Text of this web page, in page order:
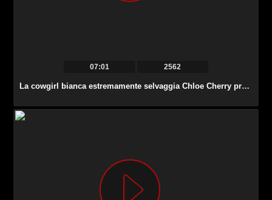
07:01 2562
La cowgirl bianca estremamente selvaggia Chloe Cherry prende una lunga BBC nel suo buco del culo.